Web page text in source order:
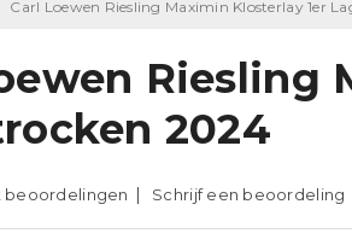
Carl Loewen Riesling Maximin Klosterlay 1er
Riesling
2024
beoordelingen Schrijf een beoordeling